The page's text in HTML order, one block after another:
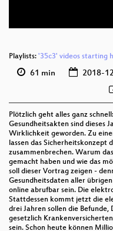
Playlists: '35c3' videos starting
61 min 2018-
Plötzlich geht alles ganz
Gesundheitsakten sind dieses
Wirklichkeit geworden. Zu
lassen das Sicherheitskonzept
zusammenbrechen. Warum
gemacht haben und wie das
soll dieser Vortrag zeigen -
Gesundheitsdaten aller
online abrufbar sein. Die
Stattdessen kommt jetzt die
drei Jahren sollen die Befunde,
gesetzlich
sein. Schon heute können